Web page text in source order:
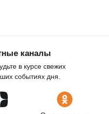
каналы
в курсе свежих
событиях дня.